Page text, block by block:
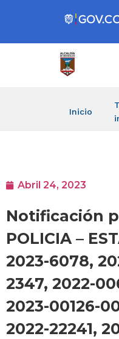
Inicio
Abril 24, 2023
Notificación
POLICIA –
2023-6078,
2347, 2022-
2023-00126-
2022-22241,